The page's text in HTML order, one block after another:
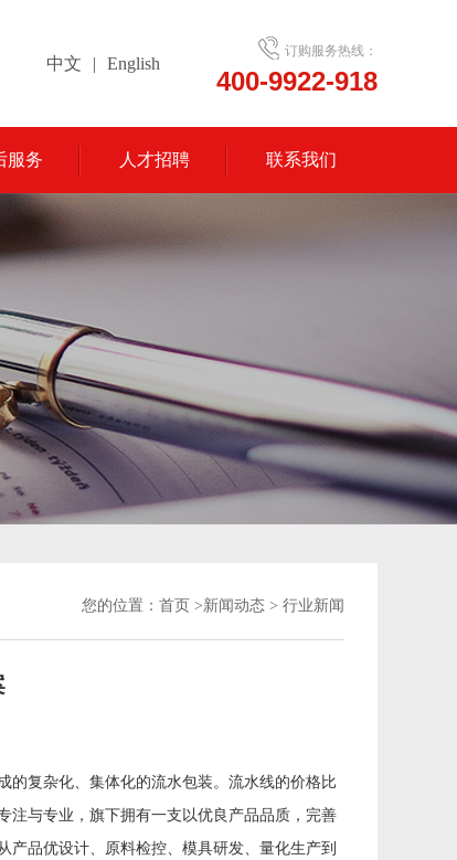
中文 | English
订购服务热线：
400-9922-918
服务 人才招聘 联系我们
您的位置： 首页 >新闻动态 > 行业新闻
的复杂化、集体化的流水包装。流水线的价格比
注与专业，旗下拥有一支以优良产品品质，完善
品优设计、原料检控、模具研发、量化生产到